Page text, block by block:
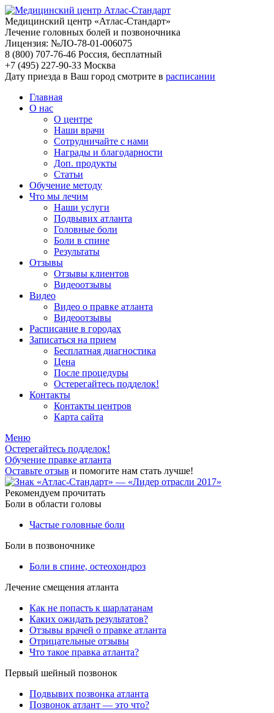
Медицинский центр «Атлас-Стандарт»
Лечение головных болей и позвоночника
Лицензия: №ЛО-78-01-006075
8 (800) 707-76-46 Россия, бесплатный
+7 (495) 227-90-33 Москва
Дату приезда в Ваш город смотрите в расписании
Главная
О нас
О центре
Наши врачи
Сотрудничайте с нами
Награды и благодарности
Доп. продукты
Статьи
Обучение методу
Что мы лечим
Наши услуги
Подвывих атланта
Головные боли
Боли в спине
Результаты
Отзывы
Отзывы клиентов
Видеоотзывы
Видео
Видео о правке атланта
Видеоотзывы
Расписание в городах
Записаться на прием
Бесплатная диагностика
Цена
После процедуры
Остерегайтесь подделок!
Контакты
Контакты центров
Карта сайта
Меню
Остерегайтесь подделок!
Обучение правке атланта
Оставьте отзыв и помогите нам стать лучше!
Рекомендуем прочитать
Боли в области головы
Частые головные боли
Боли в позвоночнике
Боли в спине, остеохондроз
Лечение смещения атланта
Как не попасть к шарлатанам
Каких ожидать результатов?
Отзывы врачей о правке атланта
Отрицательные отзывы
Что такое правка атланта?
Первый шейный позвонок
Подвывих позвонка атланта
Позвонок атлант — это что?